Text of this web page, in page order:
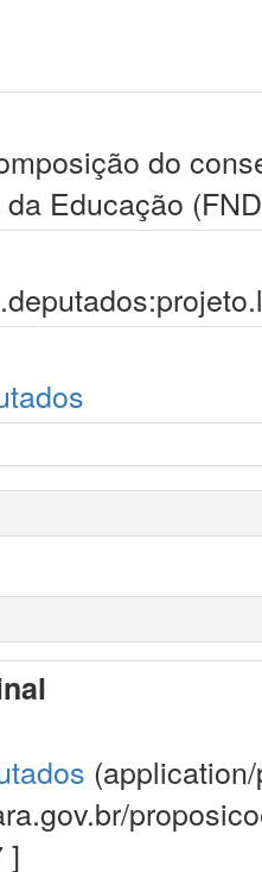
do
Educação
]